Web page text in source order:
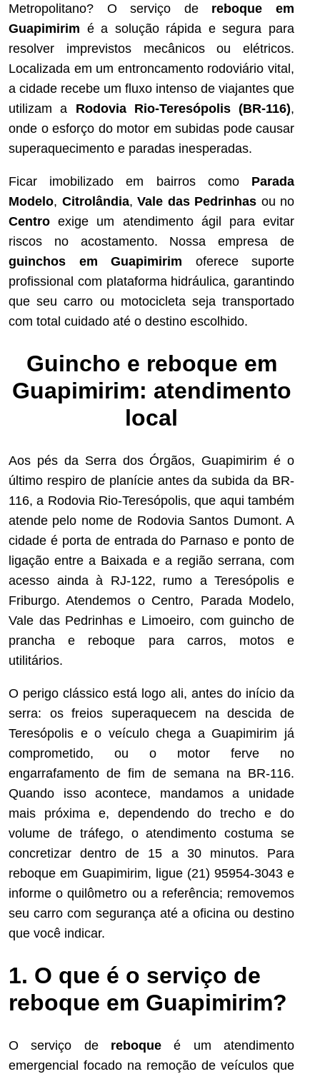
Metropolitano? O serviço de reboque em
Guapimirim é a solução rápida e segura para
resolver imprevistos mecânicos ou elétricos.
Localizada em um entroncamento rodoviário vital,
a cidade recebe um fluxo intenso de viajantes que
utilizam a Rodovia Rio-Teresópolis (BR-116),
onde o esforço do motor em subidas pode causar
superaquecimento e paradas inesperadas.
Ficar imobilizado em bairros como Parada
Modelo, Citrolândia, Vale das Pedrinhas ou no
Centro exige um atendimento ágil para evitar
riscos no acostamento. Nossa empresa de
guinchos em Guapimirim oferece suporte
profissional com plataforma hidráulica, garantindo
que seu carro ou motocicleta seja transportado
com total cuidado até o destino escolhido.
Guincho e reboque em
Guapimirim: atendimento
local
Aos pés da Serra dos Órgãos, Guapimirim é o
último respiro de planície antes da subida da BR-
116, a Rodovia Rio-Teresópolis, que aqui também
atende pelo nome de Rodovia Santos Dumont. A
cidade é porta de entrada do Parnaso e ponto de
ligação entre a Baixada e a região serrana, com
acesso ainda à RJ-122, rumo a Teresópolis e
Friburgo. Atendemos o Centro, Parada Modelo,
Vale das Pedrinhas e Limoeiro, com guincho de
prancha e reboque para carros, motos e
utilitários.
O perigo clássico está logo ali, antes do início da
serra: os freios superaquecem na descida de
Teresópolis e o veículo chega a Guapimirim já
comprometido, ou o motor ferve no
engarrafamento de fim de semana na BR-116.
Quando isso acontece, mandamos a unidade
mais próxima e, dependendo do trecho e do
volume de tráfego, o atendimento costuma se
concretizar dentro de 15 a 30 minutos. Para
reboque em Guapimirim, ligue (21) 95954-3043 e
informe o quilômetro ou a referência; removemos
seu carro com segurança até a oficina ou destino
que você indicar.
1. O que é o serviço de
reboque em Guapimirim?
O serviço de reboque é um atendimento
emergencial focado na remoção de veículos que